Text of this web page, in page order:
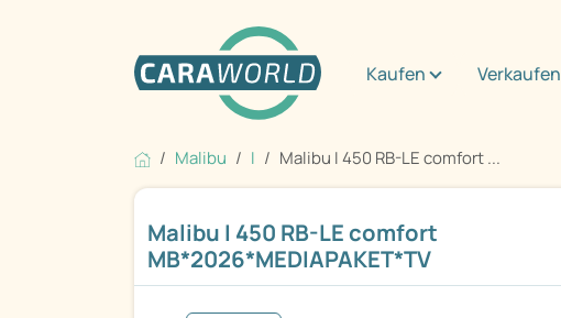
Kaufen Verkaufen
Malibu I Malibu I 450 RB-LE comfort ...
Malibu I 450 RB-LE comfort
MB*2026*MEDIAPAKET*TV